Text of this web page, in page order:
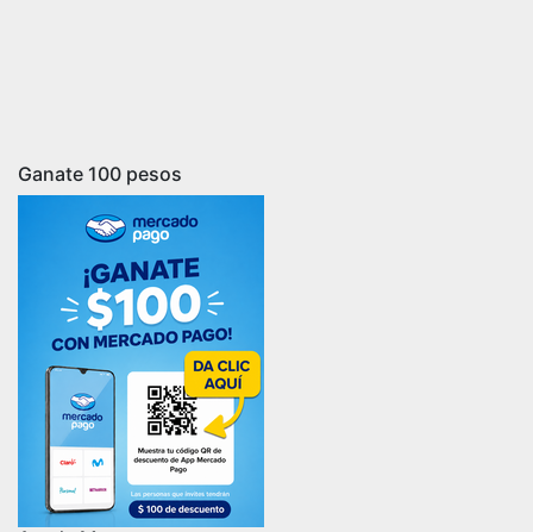
Ganate 100 pesos